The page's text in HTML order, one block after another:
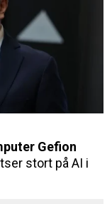
Gefion
stort på AI i